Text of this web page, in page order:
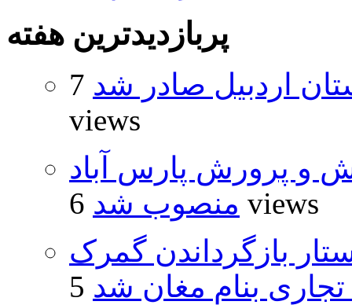
پربازدیدترین هفته
اردبیل صادر شد 7
views
و پرورش پارس آباد
منصوب شد 6 views
بازگرداندن گمرک
تجاری بنام مغان شد